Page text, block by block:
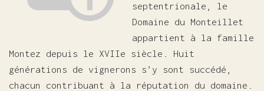
septentrionale, le
Domaine du Monteillet
appartient à la famille
Montez depuis le XVIIe siècle. Huit
générations de vignerons s’y sont succédé,
chacun contribuant à la réputation du domaine.